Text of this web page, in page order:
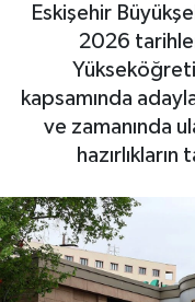
Eskişehir
2026
kapsamında
ve zamanında
Ekonomi
Sağlık
Yaşam
Resmi ilanlar
Son Dakika
Haber Arşivi